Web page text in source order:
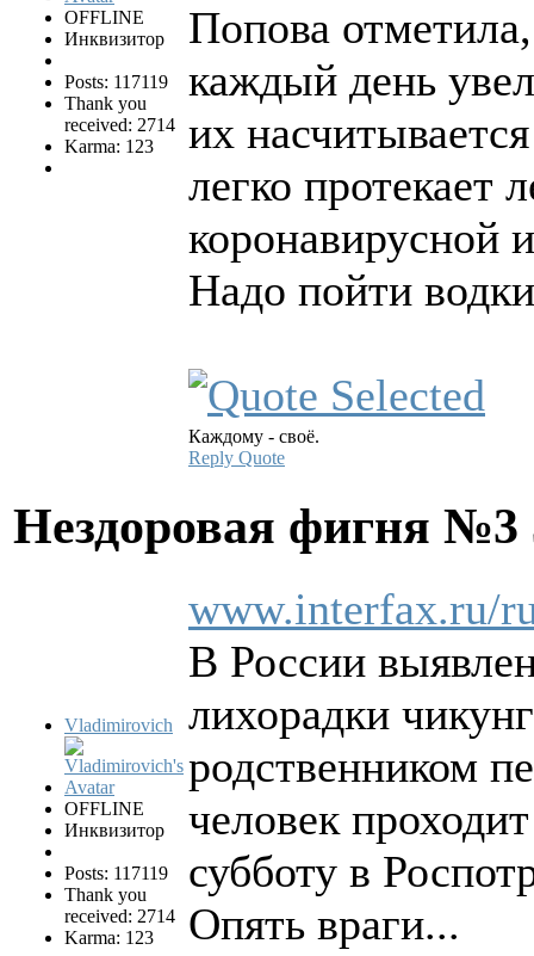
OFFLINE
Инквизитор
Posts: 117119
Thank you
received: 2714
Karma: 123
Попова
каждый день
их
легко протекает
коронавирусной
Надо пойти
Каждому - своё.
Reply Quote
Нездоровая фигня №3
Vladimirovich
OFFLINE
Инквизитор
Posts: 117119
Thank you
received: 2714
Karma: 123
www.interfax.ru/
В России
лихорадки
родственником
человек
субботу в
Опять враги...